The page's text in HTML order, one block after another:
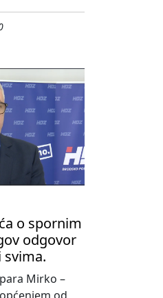
o spornim
odgovor
svima.
Mirko –